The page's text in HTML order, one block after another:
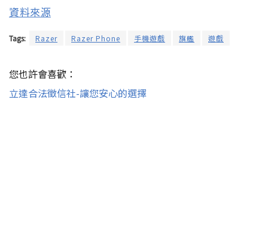
資料來源
Tags: Razer Razer Phone 手機遊戲 旗艦 遊戲
您也許會喜歡：
立達合法徵信社-讓您安心的選擇